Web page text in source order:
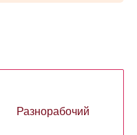
Разнорабочий